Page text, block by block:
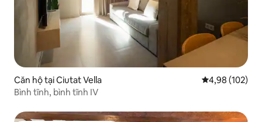
Căn hộ tại Ciutat Vella Xếp hạng
4,98 (102)
Bình tĩnh, bình tĩnh IV